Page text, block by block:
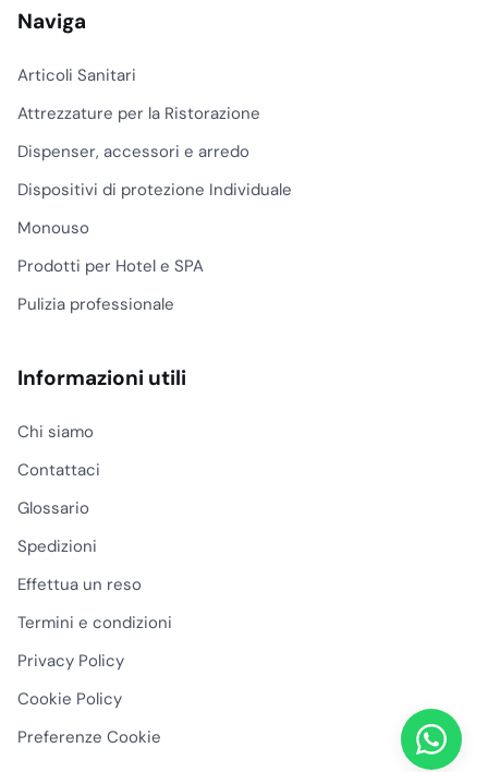
Naviga
Articoli Sanitari
Attrezzature per la Ristorazione
Dispenser, accessori e arredo
Dispositivi di protezione Individuale
Monouso
Prodotti per Hotel e SPA
Pulizia professionale
Informazioni utili
Chi siamo
Contattaci
Glossario
Spedizioni
Effettua un reso
Termini e condizioni
Privacy Policy
Cookie Policy
Preferenze Cookie